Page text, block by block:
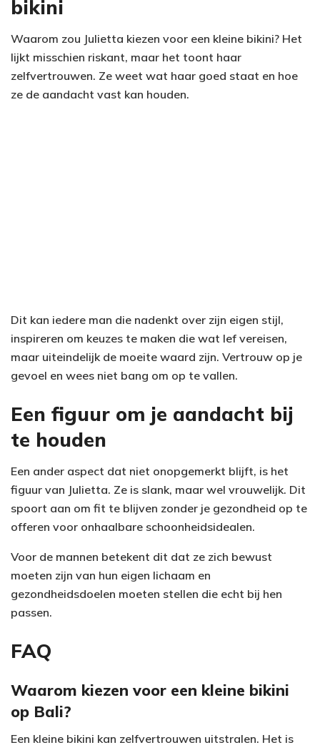
bikini
Waarom zou Julietta kiezen voor een kleine bikini? Het
lijkt misschien riskant, maar het toont haar
zelfvertrouwen. Ze weet wat haar goed staat en hoe
ze de aandacht vast kan houden.
Dit kan iedere man die nadenkt over zijn eigen stijl,
inspireren om keuzes te maken die wat lef vereisen,
maar uiteindelijk de moeite waard zijn. Vertrouw op je
gevoel en wees niet bang om op te vallen.
Een figuur om je aandacht bij
te houden
Een ander aspect dat niet onopgemerkt blijft, is het
figuur van Julietta. Ze is slank, maar wel vrouwelijk. Dit
spoort aan om fit te blijven zonder je gezondheid op te
offeren voor onhaalbare schoonheidsidealen.
Voor de mannen betekent dit dat ze zich bewust
moeten zijn van hun eigen lichaam en
gezondheidsdoelen moeten stellen die echt bij hen
passen.
FAQ
Waarom kiezen voor een kleine bikini
op Bali?
Een kleine bikini kan zelfvertrouwen uitstralen. Het is